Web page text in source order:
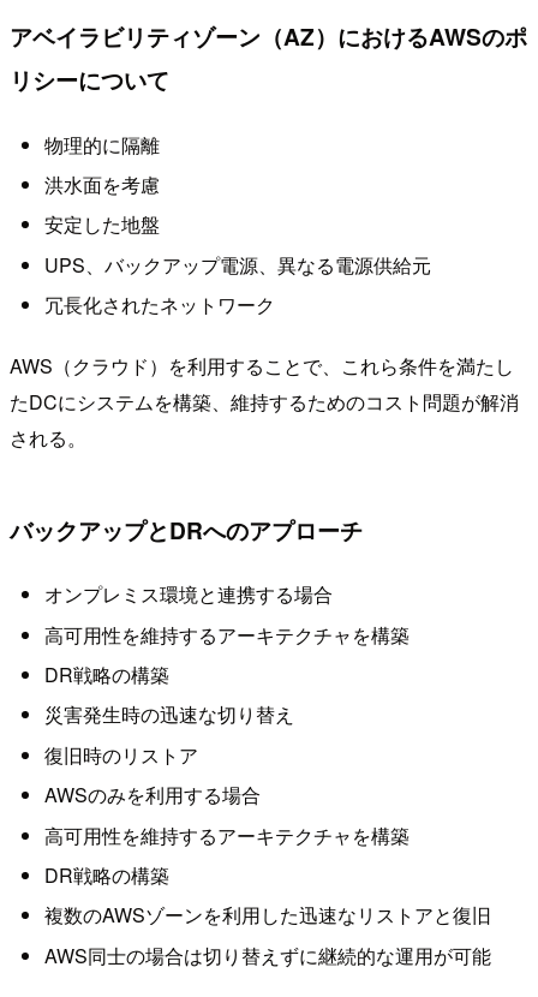
アベイラビリティゾーン（AZ）におけるAWSのポ
リシーについて
物理的に隔離
洪水面を考慮
安定した地盤
UPS、バックアップ電源、異なる電源供給元
冗長化されたネットワーク
AWS（クラウド）を利用することで、これら条件を満たし
たDCにシステムを構築、維持するためのコスト問題が解消
される。
バックアップとDRへのアプローチ
オンプレミス環境と連携する場合
高可用性を維持するアーキテクチャを構築
DR戦略の構築
災害発生時の迅速な切り替え
復旧時のリストア
AWSのみを利用する場合
高可用性を維持するアーキテクチャを構築
DR戦略の構築
複数のAWSゾーンを利用した迅速なリストアと復旧
AWS同士の場合は切り替えずに継続的な運用が可能